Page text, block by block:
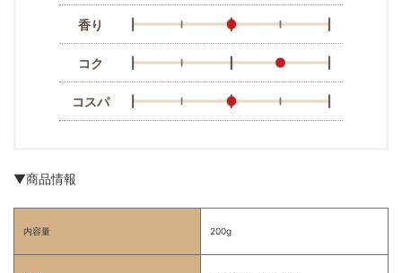
香り
コク
コスパ
▼商品情報
内容量 200g